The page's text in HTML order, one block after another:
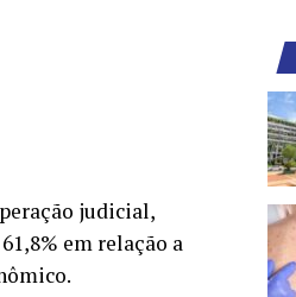
judicial,
em relação a